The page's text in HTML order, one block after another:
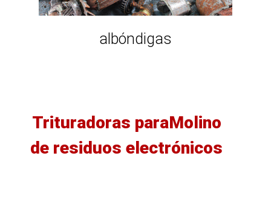
albóndigas
Trituradoras paraMolino
de residuos electrónicos